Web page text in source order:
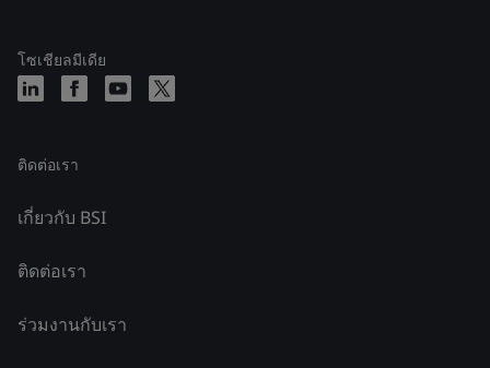
โซเชียลมีเดีย
ติดต่อเรา
เกี่ยวกับ BSI
ติดต่อเรา
ร่วมงานกับเรา